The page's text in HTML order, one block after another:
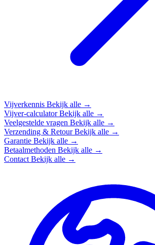
Vijverkennis Bekijk alle →
Vijver-calculatorBekijk alle →
Veelgestelde vragen Bekijk alle →
Verzending & RetourBekijk alle →
Garantie Bekijk alle →
Betaalmethoden Bekijk alle →
Contact Bekijk alle →